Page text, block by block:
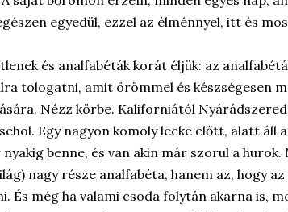
egyedül, ezzel az élménnyel, itt és
és analfabéták korát éljük: az
tologatni, amit örömmel és készségesen
Nézz körbe. Kaliforniától
Egy nagyon komoly lecke előtt, alatt áll
benne, és van akin már szorul a hurok.
nagy része analfabéta, hanem az, hogy
És még ha valami csoda folytán akarna is,